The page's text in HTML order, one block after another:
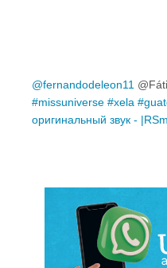
@fernandodeleon11
#missuniverse #xela
оригинальный звук -